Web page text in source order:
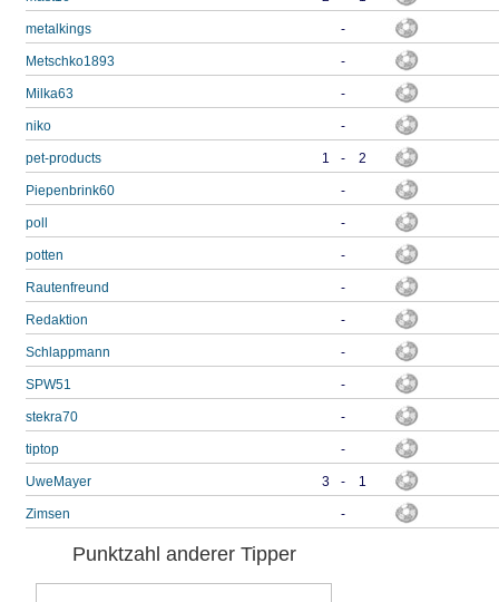
metalkings -
Metschko1893 -
Milka63 -
niko -
pet-products 1 - 2
Piepenbrink60 -
poll -
potten -
Rautenfreund -
Redaktion -
Schlappmann -
SPW51 -
stekra70 -
tiptop -
UweMayer 3 - 1
Zimsen -
Punktzahl anderer Tipper